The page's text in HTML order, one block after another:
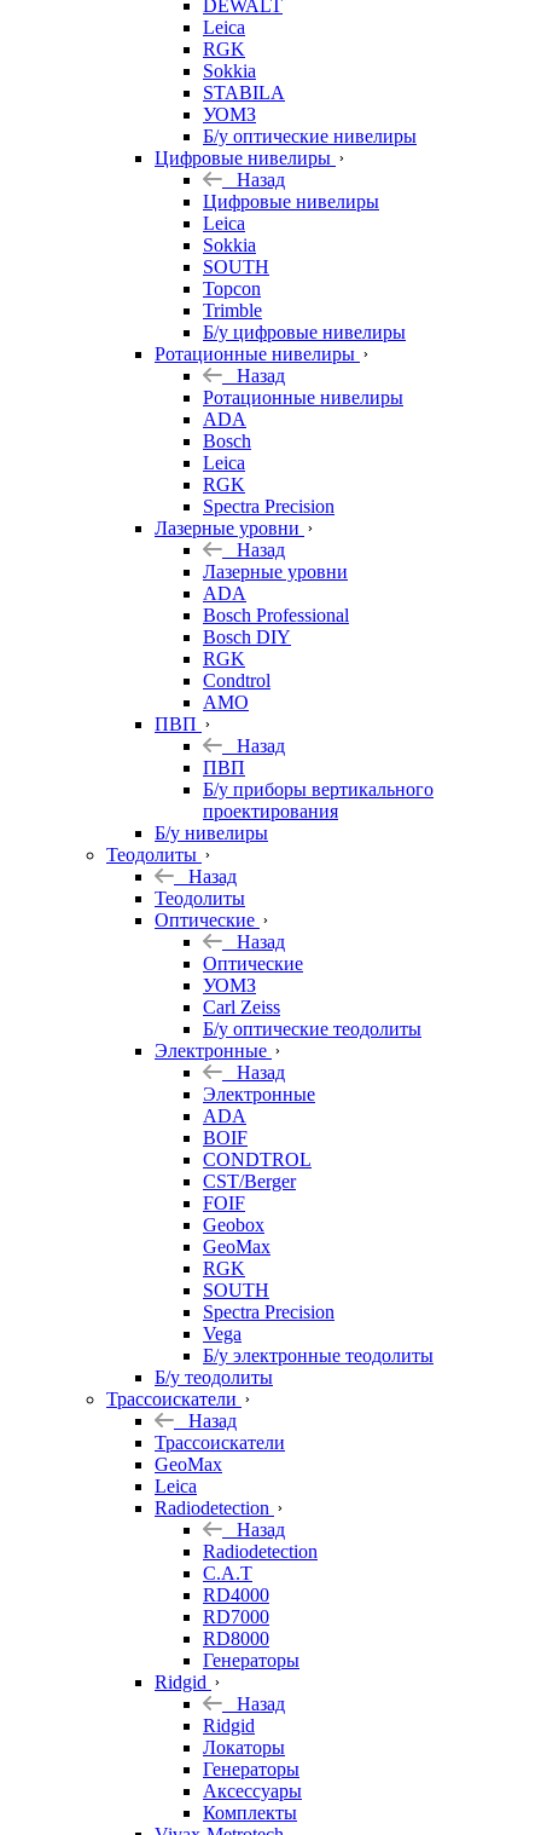
DEWALT
Leica
RGK
Sokkia
STABILA
УОМЗ
Б/у оптические нивелиры
Цифровые нивелиры
Назад
Цифровые нивелиры
Leica
Sokkia
SOUTH
Topcon
Trimble
Б/у цифровые нивелиры
Ротационные нивелиры
Назад
Ротационные нивелиры
ADA
Bosch
Leica
RGK
Spectra Precision
Лазерные уровни
Назад
Лазерные уровни
ADA
Bosch Professional
Bosch DIY
RGK
Condtrol
AMO
ПВП
Назад
ПВП
Б/у приборы вертикального
проектирования
Б/у нивелиры
Теодолиты
Назад
Теодолиты
Оптические
Назад
Оптические
УОМЗ
Carl Zeiss
Б/у оптические теодолиты
Электронные
Назад
Электронные
ADA
BOIF
CONDTROL
CST/Berger
FOIF
Geobox
GeoMax
RGK
SOUTH
Spectra Precision
Vega
Б/у электронные теодолиты
Б/у теодолиты
Трассоискатели
Назад
Трассоискатели
GeoMax
Leica
Radiodetection
Назад
Radiodetection
C.A.T
RD4000
RD7000
RD8000
Генераторы
Ridgid
Назад
Ridgid
Локаторы
Генераторы
Аксессуары
Комплекты